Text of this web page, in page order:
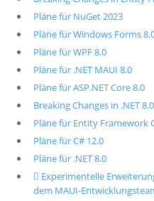
Pläne für NuGet 2023
Pläne für Windows Forms
Pläne für WPF 8.0
Pläne für .NET MAUI 8.0
Pläne für ASP.NET Core 8.0
Breaking Changes in .NET 8.0
Pläne für Entity Framework
Pläne für C# 12.0
Pläne für .NET 8.0
 Experimentelle
dem MAUI-